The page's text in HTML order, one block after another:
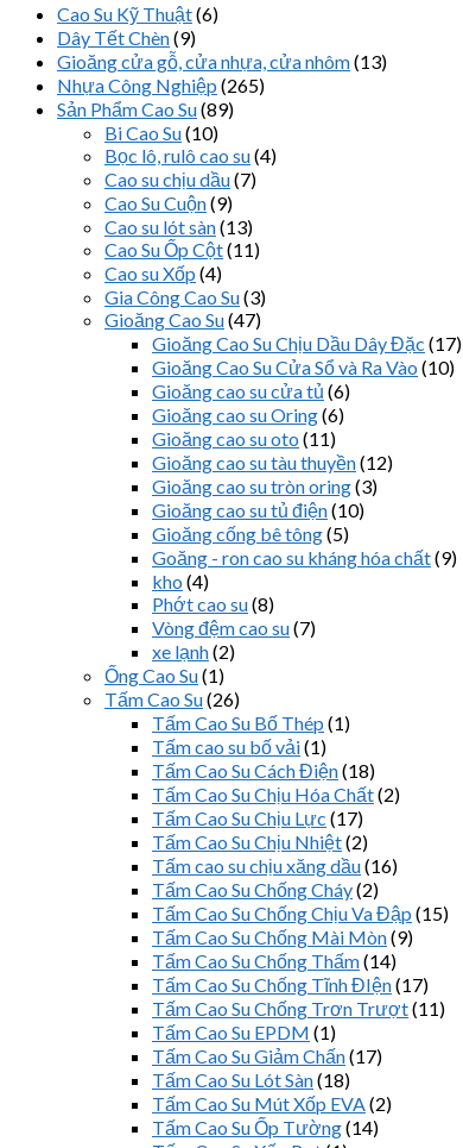
Cao Su Kỹ Thuật(6)
Dây Tết Chèn(9)
Gioăng cửa gỗ, cửa nhựa, cửa nhôm(13)
Nhựa Công Nghiệp (265)
Sản Phẩm Cao Su(89)
Bi Cao Su(10)
Bọc lô, rulô cao su(4)
Cao su chịu dầu(7)
Cao Su Cuộn(9)
Cao su lót sàn(13)
Cao Su Ốp Cột(11)
Cao su Xốp (4)
Gia Công Cao Su(3)
Gioăng Cao Su(47)
Gioăng Cao Su Chịu Dầu Dây Đặc (17)
Gioăng Cao Su Cửa Sổ và Ra Vào (10)
Gioăng cao su cửa tủ (6)
Gioăng cao su Oring(6)
Gioăng cao su oto (11)
Gioăng cao su tàu thuyền(12)
Gioăng cao su tròn oring(3)
Gioăng cao su tủ điện(10)
Gioăng cống bê tông(5)
Goăng - ron cao su kháng hóa chất(9)
kho (4)
Phớt cao su(8)
Vòng đệm cao su(7)
xe lạnh(2)
Ống Cao Su(1)
Tấm Cao Su(26)
Tấm Cao Su Bố Thép (1)
Tấm cao su bố vải(1)
Tấm Cao Su Cách Điện(18)
Tấm Cao Su Chịu Hóa Chất(2)
Tấm Cao Su Chịu Lực (17)
Tấm Cao Su Chịu Nhiệt(2)
Tấm cao su chịu xăng dầu(16)
Tấm Cao Su Chống Cháy(2)
Tấm Cao Su Chống Chịu Va Đập (15)
Tấm Cao Su Chống Mài Mòn(9)
Tấm Cao Su Chống Thấm(14)
Tấm Cao Su Chống Tĩnh ĐIện(17)
Tấm Cao Su Chống Trơn Trượt(11)
Tấm Cao Su EPDM (1)
Tấm Cao Su Giảm Chấn(17)
Tấm Cao Su Lót Sàn(18)
Tấm Cao Su Mút Xốp EVA(2)
Tấm Cao Su Ốp Tường(14)